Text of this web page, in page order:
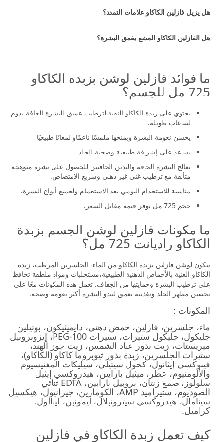
فائقة الترطيب وغير دهنية، ويحتوي على جزيئات فازلين جيلي التي تحافظ
على الرطوبة. يتميز بقوة الترطيب ليمنع البشرة من الجفاف وبقوة
ترطيب عالية تدوم لوقت طويل.مناسب لجميع أنواع البشرة ومثالي
على ترطيب طويل الأمد واستخدام اقتصادي يوميًا.
ما فوائد فازلين لوشن بزبدة الكاكاو
725 مل للجسم؟
يحتوي على زبدة الكاكاو النقية لترطيب عميق للبشرة الجافة يدوم
لساعات طويلة.
يحسن نعومة البشرة ويمنحها ملمسًا ناعمًاو لمعانًا طبيعيًا.
يساعد على إشراقة طبيعية وصحية للجلد.
يعالج البشرة الجافة واليدين الجافتين للحصول على بشرة متوهجة
متألقة مع ترطيب غني غير دهني وسريع الامتصاص.
مناسبة للاستخدام اليومي بعد الاستحمام ولجميع أنواع البشرة.
حجم 725 مل يوفر قيمة مقابل السعر.
ما مكونات فازلين لوشن الجسم بزبدة
الكاكاو راديانت 725 مل؟
يتكون لوشن فازلين بزبدة الكاكاو من الماء، الجلسرين المرطب، زبدة
الكاكاو الغنية بالأحماض الدهنية الطبيعية،مستحلبات ومواد ملطفة تحافظ
على ترطيب البشرة وحمايتها من الجفاف. تعمل هذه المكونات معًا على
تحسين مظهر الجلد وتغذيته بعمق لتبدو البشرة أكثر نعومة وصحة.
المكونات :
ماء، جلسرين، فازلين، حمض دهني، دايميثيكون، بوتيلين
جليكول، جليكول ستيرات، ستيرات PEG-100، إيزوبروبيل
ميريستات، زيت بذور عباد الشمس، زيت جوز الهند،
ستيرات الجلسرين، زبدة بذور ثيوبروما كاكاو (الكاكاو)،
فينوكسي إيثانول، كحول سيتيلي، سيليكات المغنيسيوم
والألومنيوم، عطر، ميثيل بارابين، هيدروكسي إيثيل
سلولوز، صمغ زنتان، بروبيل بارابين، EDTA ثنائي
الصوديوم، ستيراميد AMP، الكومارين، جيرانيول، هيكسيل
سينامال، هيدروكسي سيترونيلال، ليمونين، لينالول،
كراميل.
كيف تعمل زبدة الكاكاو في فازلين
هل يزيل فازلين الكاكاو علامات التمدد؟
هل الفازلين الكاكاو المشع يغمق البشرة؟